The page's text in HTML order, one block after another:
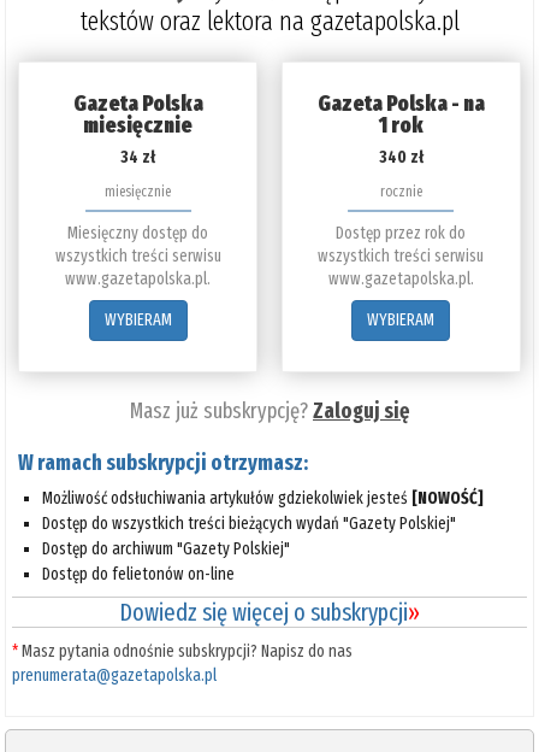
tekstów oraz lektora na gazetapolska.pl
Gazeta Polska
miesięcznie
34 zł
miesięcznie
Miesięczny dostęp do
wszystkich treści serwisu
www.gazetapolska.pl.
WYBIERAM
Gazeta Polska - na
1 rok
340 zł
rocznie
Dostęp przez rok do
wszystkich treści serwisu
www.gazetapolska.pl.
WYBIERAM
Masz już subskrypcję?Zaloguj się
W ramach subskrypcji otrzymasz:
Możliwość odsłuchiwania artykułów gdziekolwiek jesteś [NOWOŚĆ]
Dostęp do wszystkich treści bieżących wydań "Gazety Polskiej"
Dostęp do archiwum "Gazety Polskiej"
Dostęp do felietonów on-line
Dowiedz się więcej o subskrypcji»
*Masz pytania odnośnie subskrypcji? Napisz do nas
prenumerata@gazetapolska.pl